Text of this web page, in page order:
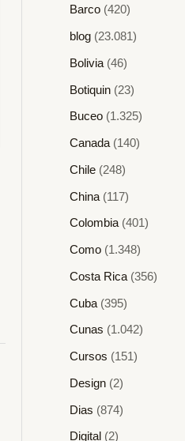
Barco(420)
blog(23.081)
Bolivia(46)
Botiquin(23)
Buceo(1.325)
Canada(140)
Chile(248)
China(117)
Colombia(401)
Como(1.348)
Costa Rica(356)
Cuba(395)
Cunas (1.042)
Cursos (151)
Design(2)
Dias (874)
Digital(2)